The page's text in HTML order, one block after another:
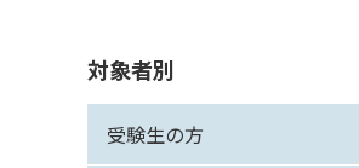
対象者別
受験生の方